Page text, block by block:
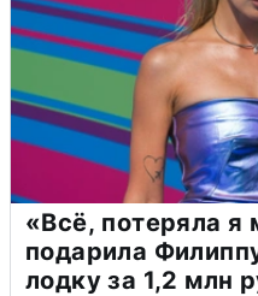
«Всё, потеряла
подарила
лодку за 1,2 млн